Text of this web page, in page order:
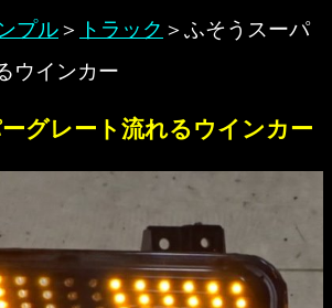
プル＞ トラック ＞ふそうスーパ
ウインカー
グレート流れるウインカー